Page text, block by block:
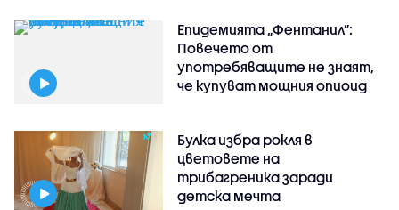
Епидемията „Фентанил”:
Повечето от
употребяващите не знаят,
че купуват мощния опиоид
Булка избра рокля в
цветовете на
трибагреника заради
детска мечта